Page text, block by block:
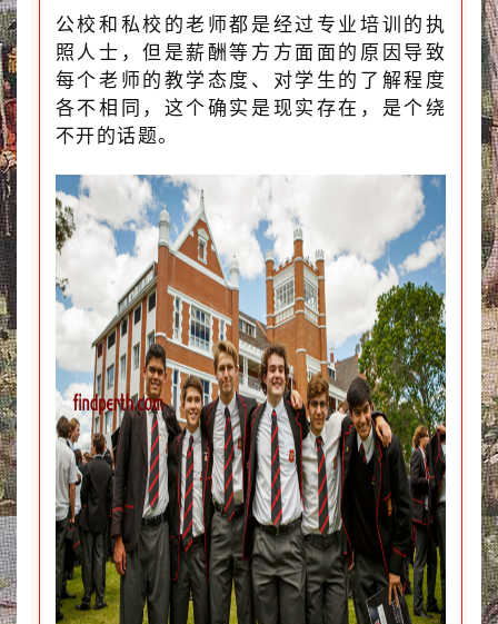
公校和私校的老师都是经过专业培训的执
照人士，但是薪酬等方方面面的原因导致
每个老师的教学态度、对学生的了解程度
各不相同，这个确实是现实存在，是个绕
不开的话题。